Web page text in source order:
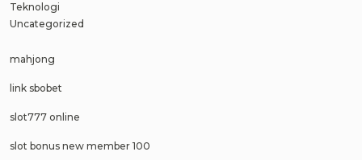
Teknologi
Uncategorized
mahjong
link sbobet
slot777 online
slot bonus new member 100